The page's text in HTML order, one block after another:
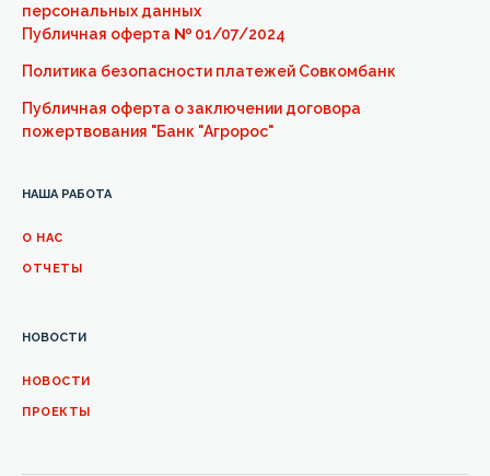
НАША РАБОТА
О НАС
ОТЧЕТЫ
НОВОСТИ
НОВОСТИ
ПРОЕКТЫ
персональных данных
Публичная оферта № 01/07/2024
Политика безопасности платежей Совкомбанк
Публичная оферта о заключении договора
пожертвования "Банк "Агророс"